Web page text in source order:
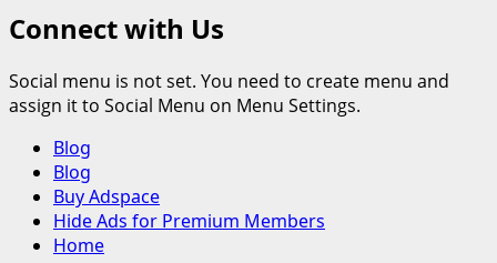
Connect with Us
Social menu is not set. You need to create menu and
assign it to Social Menu on Menu Settings.
Primary
Menu
Blog
Blog
Buy Adspace
Hide Ads for Premium Members
Home